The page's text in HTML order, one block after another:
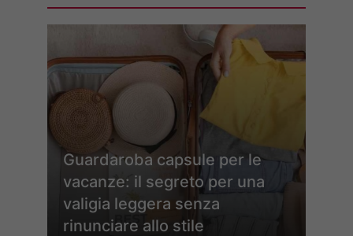
Guardaroba capsule per le
vacanze: il segreto per una
valigia leggera senza
rinunciare allo stile